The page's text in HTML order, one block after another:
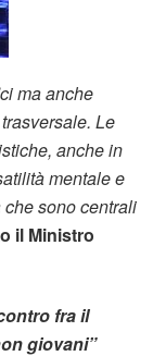
ma anche
Le
anche in
mentale e
sono centrali
il Ministro
fra il
giovani”